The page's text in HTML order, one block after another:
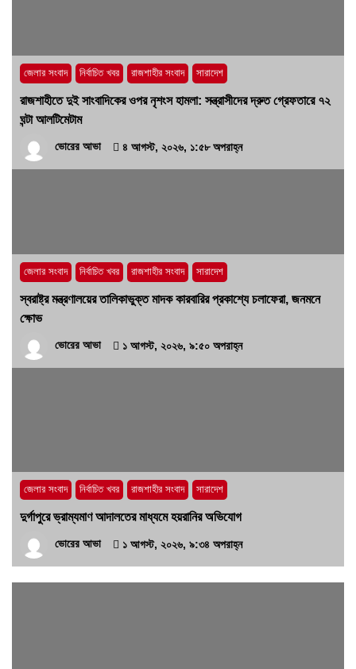
জেলার সংবাদ নির্বাচিত খবর রাজশাহীর সংবাদ সারাদেশ
রাজশাহীতে দুই সাংবাদিকের ওপর নৃশংস হামলা: সন্ত্রাসীদের দ্রুত গ্রেফতারে ৭২
ঘন্টা আলটিমেটাম
ভোরের আভা ৪ আগস্ট, ২০২৬, ১:৫৮ অপরাহ্ন
জেলার সংবাদ নির্বাচিত খবর রাজশাহীর সংবাদ সারাদেশ
স্বরাষ্ট্র মন্ত্রণালয়ের তালিকাভুক্ত মাদক কারবারির প্রকাশ্যে চলাফেরা, জনমনে
ক্ষোভ
ভোরের আভা ১ আগস্ট, ২০২৬, ৯:৫০ অপরাহ্ন
জেলার সংবাদ নির্বাচিত খবর রাজশাহীর সংবাদ সারাদেশ
দুর্গাপুরে ভ্রাম্যমাণ আদালতের মাধ্যমে হয়রানির অভিযোগ
ভোরের আভা ১ আগস্ট, ২০২৬, ৯:৩৪ অপরাহ্ন